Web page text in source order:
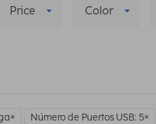
Price Color
Número de Puertos USB: 5